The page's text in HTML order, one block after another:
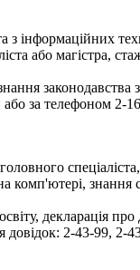
з інформаційних
або магістра,
законодавства
за телефоном 2-
знання
декларація про
2-43-99, 2-